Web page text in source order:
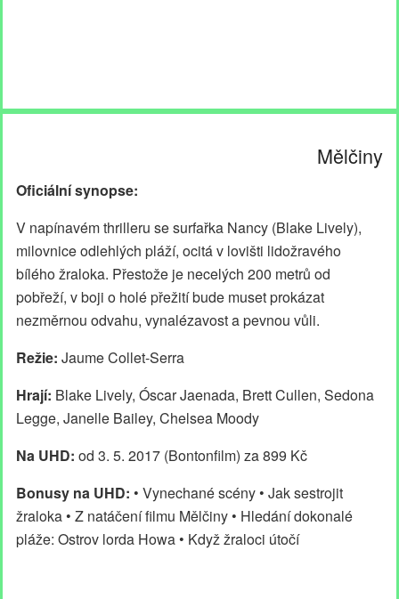
Mělčiny
Oficiální synopse:
V napínavém thrilleru se surfařka Nancy (Blake Lively),
milovnice odlehlých pláží, ocitá v lovišti lidožravého
bílého žraloka. Přestože je necelých 200 metrů od
pobřeží, v boji o holé přežití bude muset prokázat
nezměrnou odvahu, vynalézavost a pevnou vůli.
Režie: Jaume Collet-Serra
Hrají: Blake Lively, Óscar Jaenada, Brett Cullen, Sedona
Legge, Janelle Bailey, Chelsea Moody
Na UHD: od 3. 5. 2017 (Bontonfilm) za 899 Kč
Bonusy na UHD: • Vynechané scény • Jak sestrojit
žraloka • Z natáčení filmu Mělčiny • Hledání dokonalé
pláže: Ostrov lorda Howa • Když žraloci útočí